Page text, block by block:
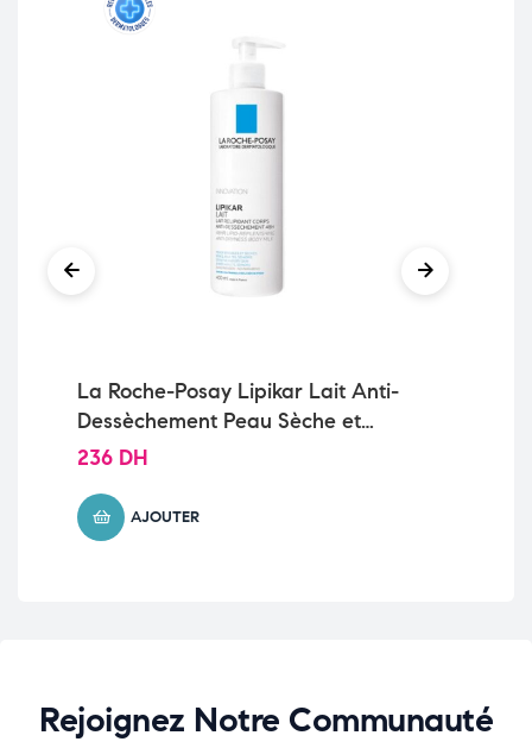
La Roche-Posay Lipikar Lait Anti-
Dessèchement Peau Sèche et
Sensible | 400ml
236 DH
AJOUTER
Rejoignez Notre Communauté